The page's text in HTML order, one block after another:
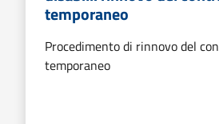
temporaneo
Procedimento di rinnovo del
temporaneo